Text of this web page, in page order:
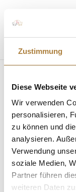
Zustimmung
Diese Webseite
Wir verwenden
personalisieren,
zu können und
analysieren.
Verwendung
soziale Medien,
Partner führen
weiteren Daten
Seite wählen
Stifterforum
vonInsa
News
Stifterforum
2025: